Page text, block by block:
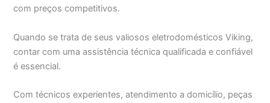
com preços competitivos.
Quando se trata de seus valiosos eletrodomésticos Viking,
contar com uma assistência técnica qualificada e confiável
é essencial.
Com técnicos experientes, atendimento a domicílio, peças